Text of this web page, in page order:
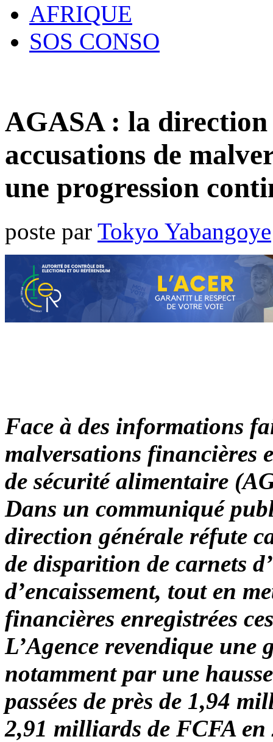
AFRIQUE
SOS CONSO
AGASA : la direction
accusations de
une progression
poste par Tokyo Yabangoye
Face à des informations
malversations financières
de sécurité alimentaire
Dans un communiqué
direction générale réfute
de disparition de carnets
d’encaissement, tout en
financières enregistrées
L’Agence revendique
notamment par une
passées de près de 1,94
2,91 milliards de FCFA en